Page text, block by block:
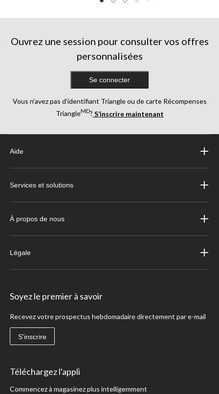
Ouvrez une session pour consulter vos offres
personnalisées
Se connecter
Vous n’avez pas d’identifiant Triangle ou de carte Récompenses
TriangleMD? S’inscrire maintenant
Aide
Services et solutions
À propos de nous
Légale
Soyez le premier à savoir
Recevez votre prospectus hebdomadaire directement par e-mail
S'inscrire
Téléchargez l'appli
Commencez à magasinez plus intelligemment